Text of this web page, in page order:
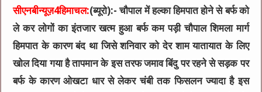
सीएनबीन्यूज़4हिमाचल:(ब्यूरो):- चौपाल में हल्का हिमपात होने से बर्फ को
ले कर लोगों का इंतजार खत्म हुआ बर्फ कम पड़ी चौपाल शिमला मार्ग
हिमपात के कारण बंद था जिसे शनिवार को देर शाम यातायात के लिए
खोल दिया गया है तापमान के इस तरफ जमाव बिंदु पर रहने से सड़क पर
बर्फ के कारण ओखटा धार से लेकर चंबी तक फिसलन ज्यादा है इस